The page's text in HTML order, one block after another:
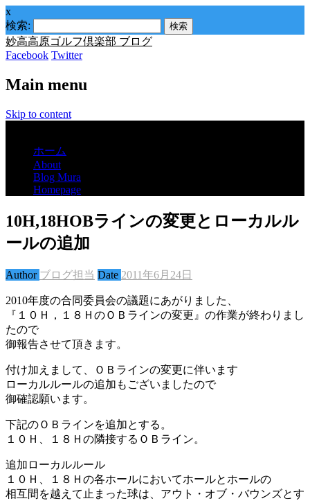
x
検索:
妙高高原ゴルフ倶楽部 ブログ
Facebook Twitter
Main menu
Skip to content
ホーム
About
Blog Mura
Homepage
10H,18HOBラインの変更とローカルル
ールの追加
Author ブログ担当 Date 2011年6月24日
2010年度の合同委員会の議題にあがりました、
『１０Ｈ，１８ＨのＯＢラインの変更』の作業が終わりまし
たので
御報告させて頂きます。
付け加えまして、ＯＢラインの変更に伴います
ローカルルールの追加もございましたので
御確認願います。
下記のＯＢラインを追加とする。
１０Ｈ、１８Ｈの隣接するＯＢライン。
追加ローカルルール
１０Ｈ、１８Ｈの各ホールにおいてホールとホールの
相互間を越えて止まった球は、アウト・オブ・バウンズとす